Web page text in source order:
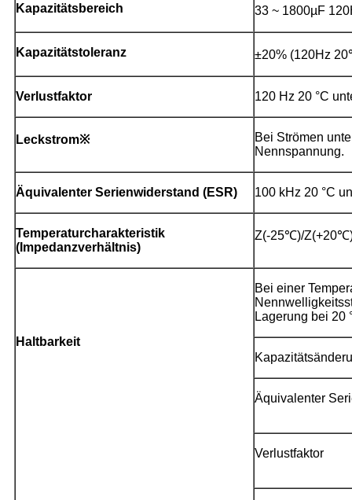
Kapazitätsbereich 33 ~ 1800µF
Kapazitätstoleranz ±20% (120Hz
Verlustfaktor 120 Hz 20 °C
Leckstrom※
Bei Strömen
Nennspannung.
Äquivalenter Serienwiderstand (ESR) 100 kHz 20 °C
Temperaturcharakteristik
(Impedanzverhältnis)
Z(-25℃)/
Haltbarkeit
Bei einer
Lagerung bei 20
Äquivalenter
Verlustfaktor